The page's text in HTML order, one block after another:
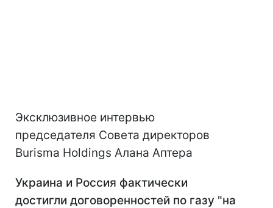
Эксклюзивное интервью
председателя Совета директоров
Burisma Holdings Алана Аптера
Украина и Россия фактически
достигли договоренностей по газу "на